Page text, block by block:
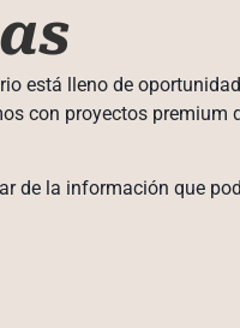
está lleno de
con proyectos premium
de la información que